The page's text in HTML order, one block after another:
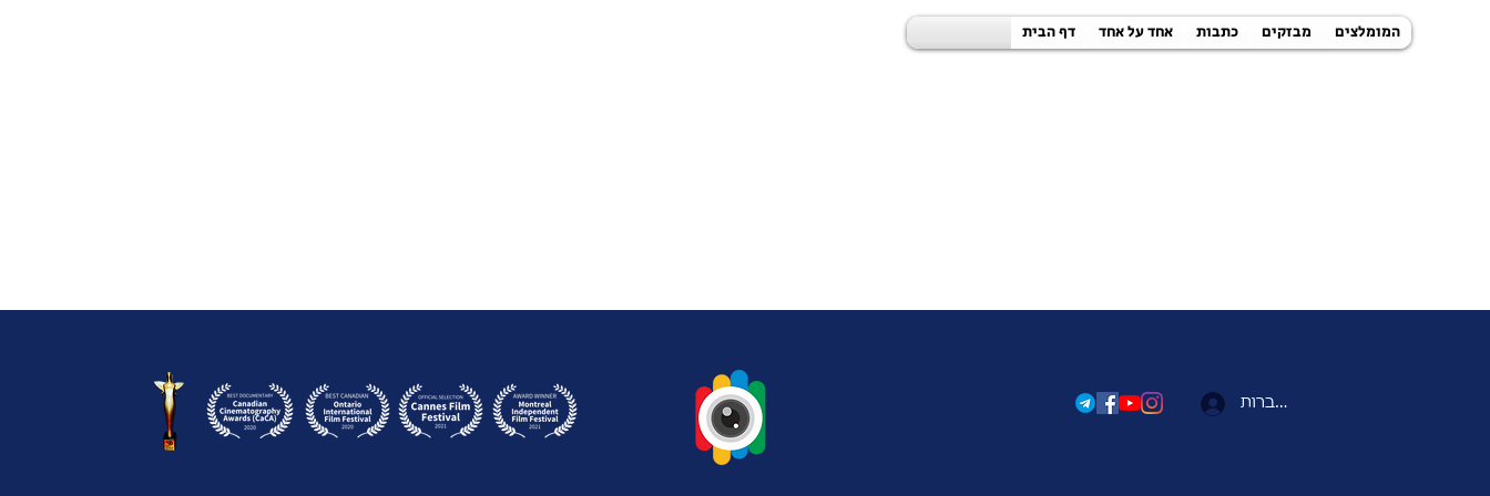
דף הבית אחד על אחד כתבות מבזקים המומלצים
להתחברות